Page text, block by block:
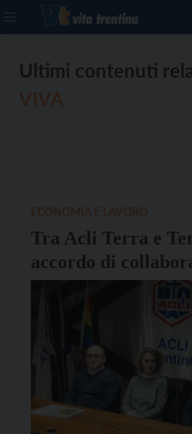
Ultimi contenuti
Tra Acli Terra e
accordo di
agricoltori trentini